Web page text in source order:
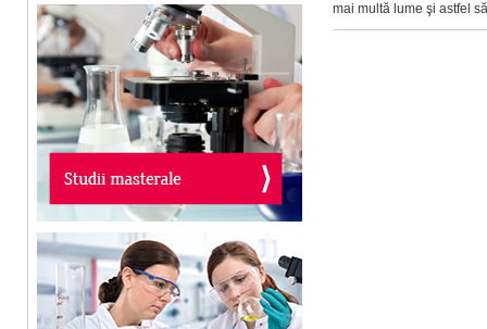
mai multă lume şi astfel